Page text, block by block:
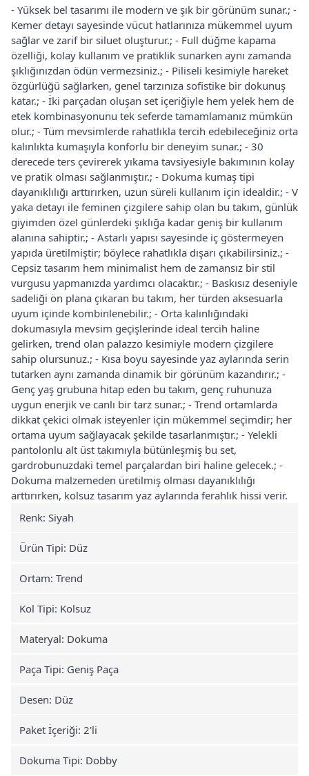
- Yüksek bel tasarımı ile modern ve şık bir görünüm sunar.; -
Kemer detayı sayesinde vücut hatlarınıza mükemmel uyum
sağlar ve zarif bir siluet oluşturur.; - Full düğme kapama
özelliği, kolay kullanım ve pratiklik sunarken aynı zamanda
şıklığınızdan ödün vermezsiniz.; - Piliseli kesimiyle hareket
özgürlüğü sağlarken, genel tarzınıza sofistike bir dokunuş
katar.; - İki parçadan oluşan set içeriğiyle hem yelek hem de
etek kombinasyonunu tek seferde tamamlamanız mümkün
olur.; - Tüm mevsimlerde rahatlıkla tercih edebileceğiniz orta
kalınlıkta kumaşıyla konforlu bir deneyim sunar.; - 30
derecede ters çevirerek yıkama tavsiyesiyle bakımının kolay
ve pratik olması sağlanmıştır.; - Dokuma kumaş tipi
dayanıklılığı arttırırken, uzun süreli kullanım için idealdir.; - V
yaka detayı ile feminen çizgilere sahip olan bu takım, günlük
giyimden özel günlerdeki şıklığa kadar geniş bir kullanım
alanına sahiptir.; - Astarlı yapısı sayesinde iç göstermeyen
yapıda üretilmiştir; böylece rahatlıkla dışarı çıkabilirsiniz.; -
Cepsiz tasarım hem minimalist hem de zamansız bir stil
vurgusu yapmanızda yardımcı olacaktır.; - Baskısız deseniyle
sadeliği ön plana çıkaran bu takım, her türden aksesuarla
uyum içinde kombinlenebilir.; - Orta kalınlığındaki
dokumasıyla mevsim geçişlerinde ideal tercih haline
gelirken, trend olan palazzo kesimiyle modern çizgilere
sahip olursunuz.; - Kısa boyu sayesinde yaz aylarında serin
tutarken aynı zamanda dinamik bir görünüm kazandırır.; -
Genç yaş grubuna hitap eden bu takım, genç ruhunuza
uygun enerjik ve canlı bir tarz sunar.; - Trend ortamlarda
dikkat çekici olmak isteyenler için mükemmel seçimdir; her
ortama uyum sağlayacak şekilde tasarlanmıştır.; - Yelekli
pantolonlu alt üst takımıyla bütünleşmiş bu set,
gardrobunuzdaki temel parçalardan biri haline gelecek.; -
Dokuma malzemeden üretilmiş olması dayanıklılığı
arttırırken, kolsuz tasarım yaz aylarında ferahlık hissi verir.
Renk: Siyah
Ürün Tipi: Düz
Ortam: Trend
Kol Tipi: Kolsuz
Materyal: Dokuma
Paça Tipi: Geniş Paça
Desen: Düz
Paket İçeriği: 2'li
Dokuma Tipi: Dobby